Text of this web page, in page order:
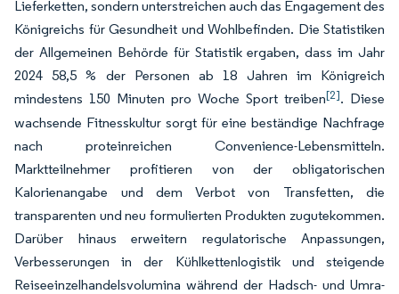
Lieferketten, sondern unterstreichen auch das Engagement des
Königreichs für Gesundheit und Wohlbefinden. Die Statistiken
der Allgemeinen Behörde für Statistik ergaben, dass im Jahr
2024 58,5 % der Personen ab 18 Jahren im Königreich
mindestens 150 Minuten pro Woche Sport treiben[2]. Diese
wachsende Fitnesskultur sorgt für eine beständige Nachfrage
nach proteinreichen Convenience-Lebensmitteln.
Marktteilnehmer profitieren von der obligatorischen
Kalorienangabe und dem Verbot von Transfetten, die
transparenten und neu formulierten Produkten zugutekommen.
Darüber hinaus erweitern regulatorische Anpassungen,
Verbesserungen in der Kühlkettenlogistik und steigende
Reiseeinzelhandelsvolumina während der Hadsch- und Umra-